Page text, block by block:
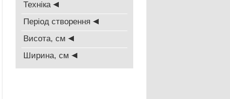
Техніка
Період створення
Висота, см
Ширина, см